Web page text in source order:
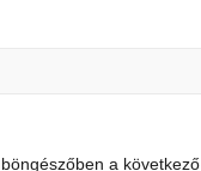
a következő